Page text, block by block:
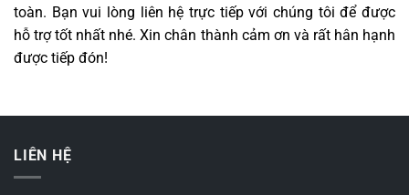
toàn. Bạn vui lòng liên hệ trực tiếp với chúng tôi để được
hỗ trợ tốt nhất nhé. Xin chân thành cảm ơn và rất hân hạnh
được tiếp đón!
LIÊN HỆ